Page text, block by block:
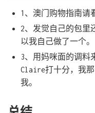
1、澳门购物指南请
2、发觉自己的包里
以我自己做了一个。
3、用妈咪面的调料
Claire打十分，我
我。